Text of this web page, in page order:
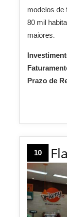
modelos de
80 mil
maiores.
Prazo de
10